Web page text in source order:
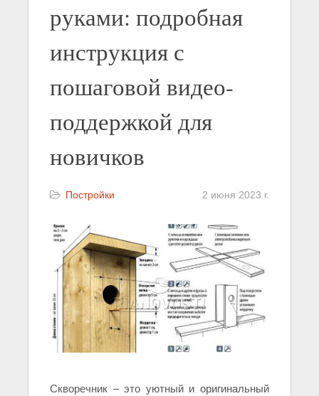
руками: подробная
инструкция с
пошаговой видео-
поддержкой для
новичков
Постройки 2 июня 2023 г.
Скворечник – это уютный и оригинальный